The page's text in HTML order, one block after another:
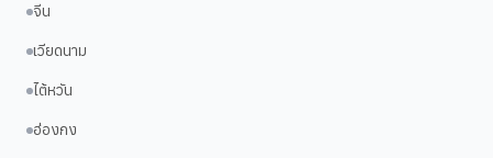
จีน
เวียดนาม
ไต้หวัน
ฮ่องกง